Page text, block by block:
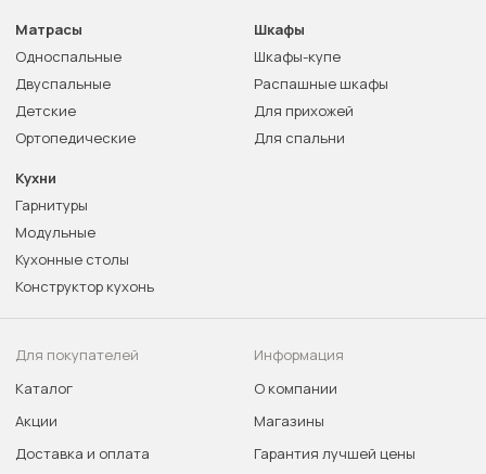
Матрасы
Односпальные
Двуспальные
Детские
Ортопедические
Шкафы
Шкафы-купе
Распашные шкафы
Для прихожей
Для спальни
Кухни
Гарнитуры
Модульные
Кухонные столы
Конструктор кухонь
Для покупателей
Каталог
Акции
Доставка и оплата
Информация
О компании
Магазины
Гарантия лучшей цены